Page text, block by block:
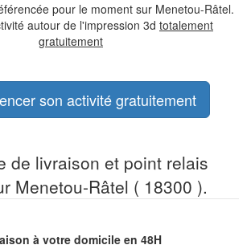
pour le moment sur Menetou-Râtel.
autour de l'impression 3d totalement
gratuitement
son activité gratuitement
de livraison et point relais
Menetou-Râtel ( 18300 ).
à votre domicile en 48H